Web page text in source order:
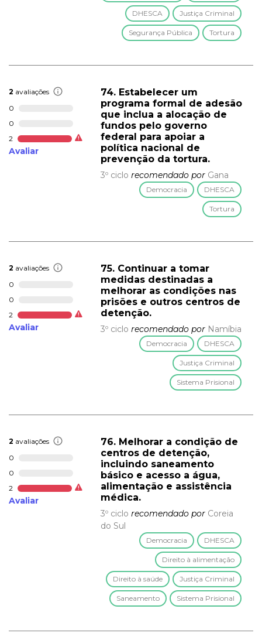
DHESCA Justiça Criminal
Segurança Pública Tortura
2 avaliações
0
0
2
Avaliar
74. Estabelecer um
programa formal de adesão
que inclua a alocação de
fundos pelo governo
federal para apoiar a
política nacional de
prevenção da tortura.
3º ciclo recomendado por Gana
Democracia DHESCA
Tortura
2 avaliações
0
0
2
Avaliar
75. Continuar a tomar
medidas destinadas a
melhorar as condições nas
prisões e outros centros de
detenção.
3º ciclo recomendado por Namíbia
Democracia DHESCA
Justiça Criminal
Sistema Prisional
2 avaliações
0
0
2
Avaliar
76. Melhorar a condição de
centros de detenção,
incluindo saneamento
básico e acesso a água,
alimentação e assistência
médica.
3º ciclo recomendado por Coreia
do Sul
Democracia DHESCA
Direito à alimentação
Direito à saúde Justiça Criminal
Saneamento Sistema Prisional